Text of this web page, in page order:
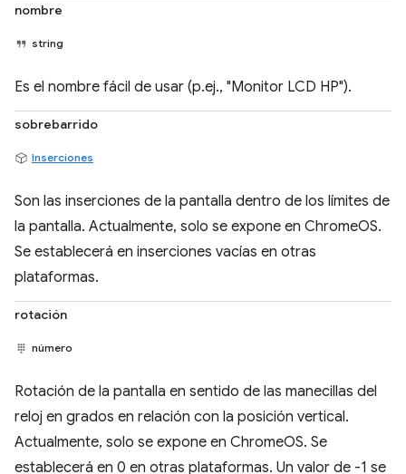
nombre
string
Es el nombre fácil de usar (p.ej., "Monitor LCD HP").
sobrebarrido
Inserciones
Son las inserciones de la pantalla dentro de los límites de
la pantalla. Actualmente, solo se expone en ChromeOS.
Se establecerá en inserciones vacías en otras
plataformas.
rotación
número
Rotación de la pantalla en sentido de las manecillas del
reloj en grados en relación con la posición vertical.
Actualmente, solo se expone en ChromeOS. Se
establecerá en 0 en otras plataformas. Un valor de -1 se